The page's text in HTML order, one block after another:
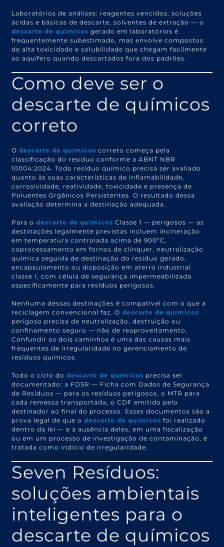
Laboratórios de análises: reagentes vencidos, soluções
ácidas e básicas de descarte, solventes de extração — o
descarte de químicos gerado em laboratórios é
frequentemente subestimado, mas envolve compostos
de alta toxicidade e solubilidade que chegam facilmente
ao aquífero quando descartados fora dos padrões.
Como deve ser o
descarte de químicos
correto
Odescarte de químicos correto começa pela
classificação do resíduo conforme a ABNT NBR
10004:2024. Todo resíduo químico precisa ser avaliado
quanto às suas características de inflamabilidade,
corrosividade, reatividade, toxicidade e presença de
Poluentes Orgânicos Persistentes. O resultado dessa
avaliação determina a destinação adequada.
Para odescarte de químicos Classe 1 — perigosos — as
destinações legalmente previstas incluem incineração
em temperatura controlada acima de 900°C,
coprocessamento em fornos de clínquer, neutralização
química seguida de destinação do resíduo gerado,
encapsulamento ou disposição em aterro industrial
classe I, com célula de segurança impermeabilizada
especificamente para resíduos perigosos.
Nenhuma dessas destinações é compatível com o que a
reciclagem convencional faz. Odescarte de químicos
perigoso precisa de neutralização, destruição ou
confinamento seguro — não de reaproveitamento.
Confundir os dois caminhos é uma das causas mais
frequentes de irregularidade no gerenciamento de
resíduos químicos.
Todo o ciclo dodescarte de químicos precisa ser
documentado: a FDSR — Ficha com Dados de Segurança
de Resíduos — para os resíduos perigosos, o MTR para
cada remessa transportada, o CDF emitido pelo
destinador ao final do processo. Esses documentos são a
prova legal de que odescarte de químicos foi realizado
dentro da lei — e a ausência deles, em uma fiscalização
ou em um processo de investigação de contaminação, é
tratada como indício de irregularidade.
Seven Resíduos:
soluções ambientais
inteligentes para o
descarte de químicos